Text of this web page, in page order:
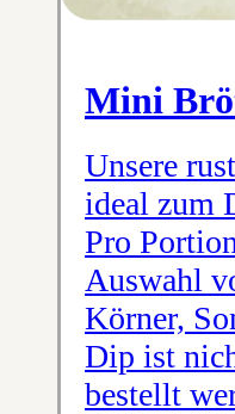
Mini
Unsere
ideal zum
Pro
Auswahl
Körner,
Dip ist
bestellt